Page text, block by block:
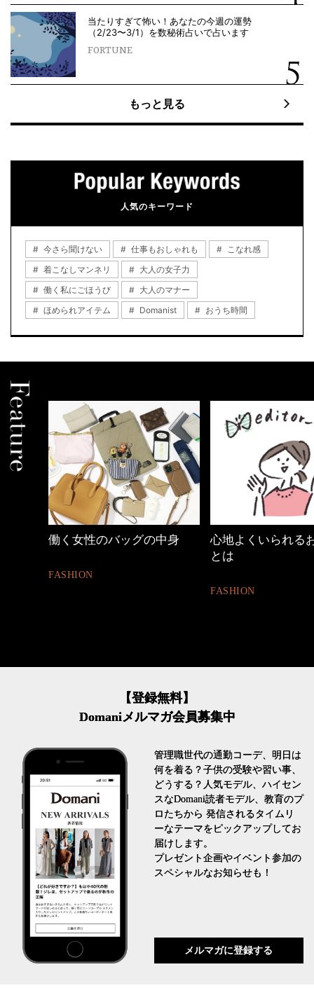
当たりすぎて怖い！あなたの今週の運勢
（2/23〜3/1）を数秘術占いで占います
FORTUNE
もっと見る
人気のキーワード
今さら聞けない 仕事もおしゃれも
こなれ感
着こなしマンネリ
大人の女子力
働く私にごほうび
大人のマナー
ほめられアイテム
Domanist おうち時間
働く女性のバッグの中身
FASHION
心地よくいられる
とは
FASHION
【登録無料】
Domaniメルマガ会員募集中
管理職世代の通勤コーデ、明日は
何を着る？子供の受験や習い事、
どうする？人気モデル、ハイセン
スなDomani読者モデル、教育のプ
ロたちから 発信されるタイムリ
ーなテーマをピックアップしてお
届けします。
プレゼント企画やイベント参加の
スペシャルなお知らせも！
メルマガに登録する